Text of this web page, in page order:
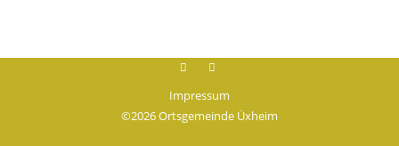
Facebookinstagram
Impressum
©2026 Ortsgemeinde Üxheim